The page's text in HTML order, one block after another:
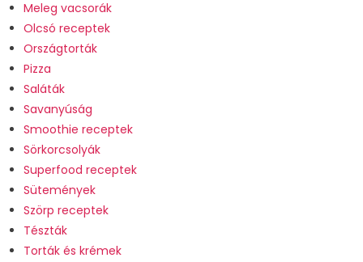
Meleg vacsorák
Olcsó receptek
Országtorták
Pizza
Saláták
Savanyúság
Smoothie receptek
Sörkorcsolyák
Superfood receptek
Sütemények
Szörp receptek
Tészták
Torták és krémek